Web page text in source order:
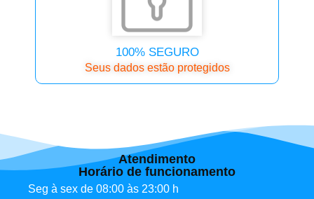
100% SEGURO
Seus dados estão protegidos
Atendimento
Horário de funcionamento
Seg à sex de 08:00 às 23:00 h